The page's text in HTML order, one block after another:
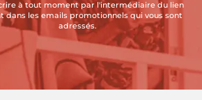
à tout moment par l'intermédiaire du lien
dans les emails promotionnels qui vous sont
adressés.